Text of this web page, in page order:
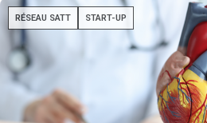
RÉSEAU SATT START-UP